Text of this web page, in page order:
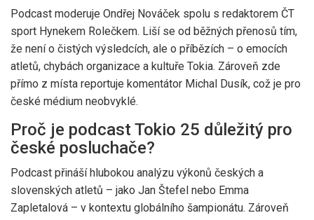
Podcast moderuje Ondřej Nováček spolu s redaktorem ČT
sport Hynekem Rolečkem. Liší se od běžných přenosů tím,
že není o čistých výsledcích, ale o příbězích – o emocích
atletů, chybách organizace a kultuře Tokia. Zároveň zde
přímo z místa reportuje komentátor Michal Dusík, což je pro
české médium neobvyklé.
Proč je podcast Tokio 25 důležitý pro
české posluchače?
Podcast přináší hlubokou analýzu výkonů českých a
slovenských atletů – jako Jan Štefel nebo Emma
Zapletalová – v kontextu globálního šampionátu. Zároveň